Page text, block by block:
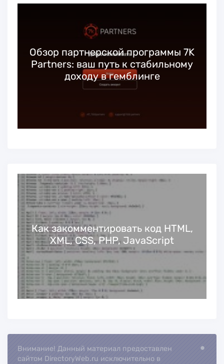
Обзор партнерской программы 7K
Partners: ваш путь к стабильному
доходу в гемблинге
Как закомментировать код HTML,
XML, CSS, PHP, JavaScript
Внимание! Данный материал предоставлен
сайтом DirectoryWeb.ru исключительно в